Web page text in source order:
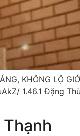
KHÔNG LỘ
1.46.1 Đặng